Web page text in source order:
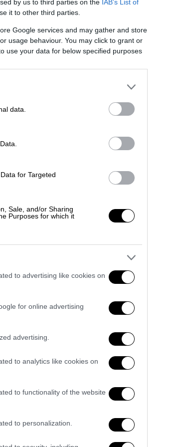
by us to third parties on the IAB’s List of
it to other third parties.
Google services and may gather and store
usage behaviour. You may click to grant or
use your data for below specified purposes
data.
for Targeted
Sale, and/or Sharing
Purposes for which it
to advertising like cookies on
for online advertising
advertising.
to analytics like cookies on
to functionality of the website
to personalization.
σε βάρος
Κολωνάκι - Πάνω
λεία
από τον ZAF
την
Πέθανε
601 ημέρες
έχει ήδη
της και την